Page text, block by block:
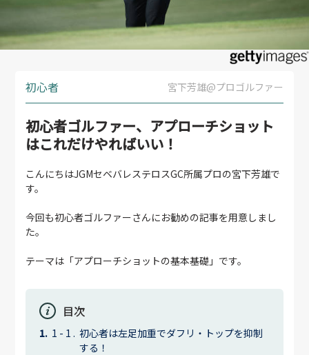
初心者 宮下芳雄@プロゴルファー
初心者ゴルファー、アプローチショット
はこれだけやればいい！
こんにちはJGMセベバレステロスGC所属プロの宮下芳雄で
す。
今回も初心者ゴルファーさんにお勧めの記事を用意しまし
た。
テーマは「アプローチショットの基本基礎」です。
目次
初心者は左足加重でダフリ・トップを抑制
する！